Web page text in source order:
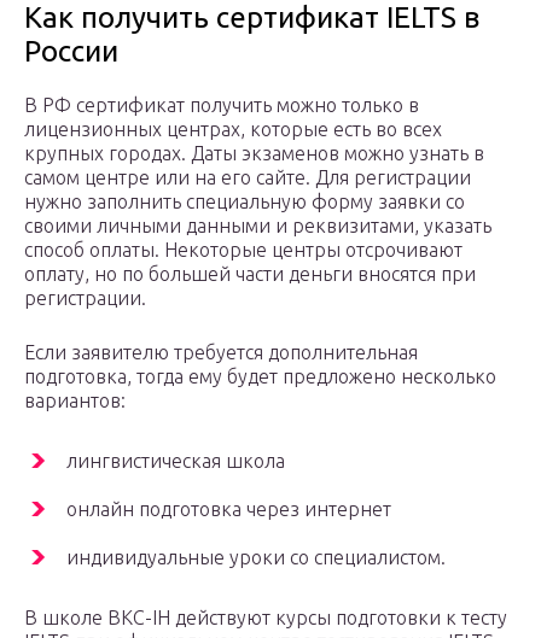
Как получить сертификат IELTS в
России
В РФ сертификат получить можно только в
лицензионных центрах, которые есть во всех
крупных городах. Даты экзаменов можно узнать в
самом центре или на его сайте. Для регистрации
нужно заполнить специальную форму заявки со
своими личными данными и реквизитами, указать
способ оплаты. Некоторые центры отсрочивают
оплату, но по большей части деньги вносятся при
регистрации.
Если заявителю требуется дополнительная
подготовка, тогда ему будет предложено несколько
вариантов:
лингвистическая школа
онлайн подготовка через интернет
индивидуальные уроки со специалистом.
В школе BKC-IH действуют курсы подготовки к тесту